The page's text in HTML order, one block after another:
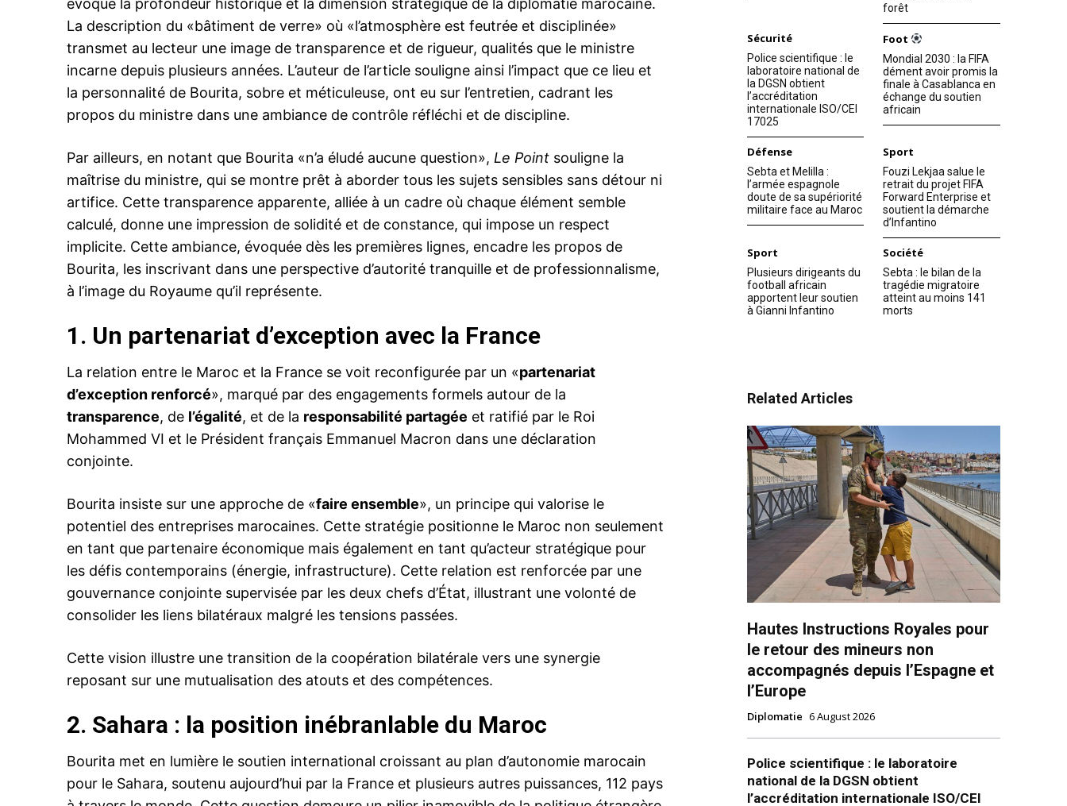
le1.ma
l'intelligence de
l'information
Nous contacter
Formules d’abonnement
évoque la profondeur historique et la dimension stratégique de la diplomatie marocaine.
La description du «bâtiment de verre» où «l’atmosphère est feutrée et disciplinée»
transmet au lecteur une image de transparence et de rigueur, qualités que le ministre
incarne depuis plusieurs années. L’auteur de l’article souligne ainsi l’impact que ce lieu et
la personnalité de Bourita, sobre et méticuleuse, ont eu sur l’entretien, cadrant les
propos du ministre dans une ambiance de contrôle réfléchi et de discipline.
Par ailleurs, en notant que Bourita «n’a éludé aucune question», Le Point souligne la
maîtrise du ministre, qui se montre prêt à aborder tous les sujets sensibles sans détour ni
artifice. Cette transparence apparente, alliée à un cadre où chaque élément semble
calculé, donne une impression de solidité et de constance, qui impose un respect
implicite. Cette ambiance, évoquée dès les premières lignes, encadre les propos de
Bourita, les inscrivant dans une perspective d’autorité tranquille et de professionnalisme,
à l’image du Royaume qu’il représente.
1. Un partenariat d’exception avec la France
La relation entre le Maroc et la France se voit reconfigurée par un «partenariat
d’exception renforcé», marqué par des engagements formels autour de la
transparence, de l’égalité, et de la responsabilité partagée et ratifié par le Roi
Mohammed VI et le Président français Emmanuel Macron dans une déclaration
conjointe.
Bourita insiste sur une approche de «faire ensemble», un principe qui valorise le
potentiel des entreprises marocaines. Cette stratégie positionne le Maroc non seulement
en tant que partenaire économique mais également en tant qu’acteur stratégique pour
les défis contemporains (énergie, infrastructure). Cette relation est renforcée par une
gouvernance conjointe supervisée par les deux chefs d’État, illustrant une volonté de
consolider les liens bilatéraux malgré les tensions passées.
Cette vision illustre une transition de la coopération bilatérale vers une synergie
reposant sur une mutualisation des atouts et des compétences.
2. Sahara : la position inébranlable du Maroc
Bourita met en lumière le soutien international croissant au plan d’autonomie marocain
pour le Sahara, soutenu aujourd’hui par la France et plusieurs autres puissances, 112 pays
forêt
Sécurité
Police scientifique : le
laboratoire national de
la DGSN obtient
l’accréditation
internationale ISO/CEI
17025
Foot
Mondial 2030 : la FIFA
dément avoir promis la
finale à Casablanca en
échange du soutien
africain
Défense
Sebta et Melilla :
l’armée espagnole
doute de sa supériorité
militaire face au Maroc
Sport
Fouzi Lekjaa salue le
retrait du projet FIFA
Forward Enterprise et
soutient la démarche
d’Infantino
Sport
Plusieurs dirigeants du
football africain
apportent leur soutien
à Gianni Infantino
Société
Sebta : le bilan de la
tragédie migratoire
atteint au moins 141
morts
Related Articles
Hautes Instructions Royales pour
le retour des mineurs non
accompagnés depuis l’Espagne et
l’Europe
Diplomatie 6 August 2026
Police scientifique : le laboratoire
national de la DGSN obtient
l’accréditation internationale ISO/CEI